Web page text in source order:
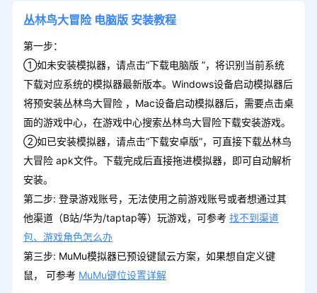
丛林鸟大冒险 电脑版 安装教程
第一步：
①如未安装模拟器，请点击“下载电脑版 ”，将识别当前系统
下载对应系统的模拟器最新版本。Windows设备启动模拟器后
将预安装丛林鸟大冒险 ，Mac设备启动模拟器后，需要点击桌
面的游戏中心，在游戏中心搜索丛林鸟大冒险下载安装游戏。
②如已安装模拟器，请点击“下载安卓版”，可直接下载丛林鸟
大冒险 apk文件。下载完成后直接拖进模拟器，即可自动解析
安装。
第二步: 登录游戏账号，无法使用之前游戏账号或者想通过其
他渠道（B站/华为/taptap等）玩游戏，可参考 找不到渠道
包、游戏角色怎么办
第三步: MuMu模拟器已预设键鼠云方案，如果想自定义键
鼠， 可参考 MuMu键位设置详解